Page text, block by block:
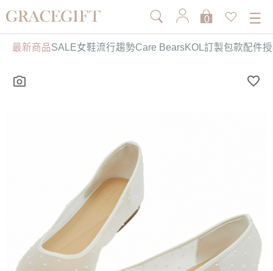
0
最新商品SALE女鞋流行趨勢Care BearsKOL訂製包款配件